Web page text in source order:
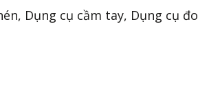
Dụng cụ cầm tay, Dụng cụ đo